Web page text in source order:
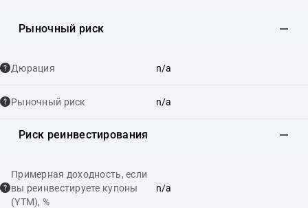
Рыночный риск
Дюрация n/a
Рыночный риск n/a
Риск реинвестирования
Примерная доходность, если
вы реинвестируете купоны
(YTM), %
n/a